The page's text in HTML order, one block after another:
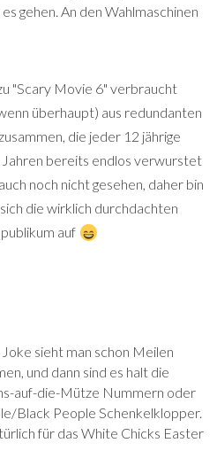
gehen. An den Wahlmaschinen
"Scary Movie 6" verbraucht
überhaupt) aus redundanten
die jeder 12 jährige
Jahren bereits endlos verwurstet
noch nicht gesehen, daher bin
die wirklich durchdachten
auf
sieht man schon Meilen
und dann sind es halt die
auf-die-Mütze Nummern oder
Black People Schenkelklopper.
für das White Chicks Easter